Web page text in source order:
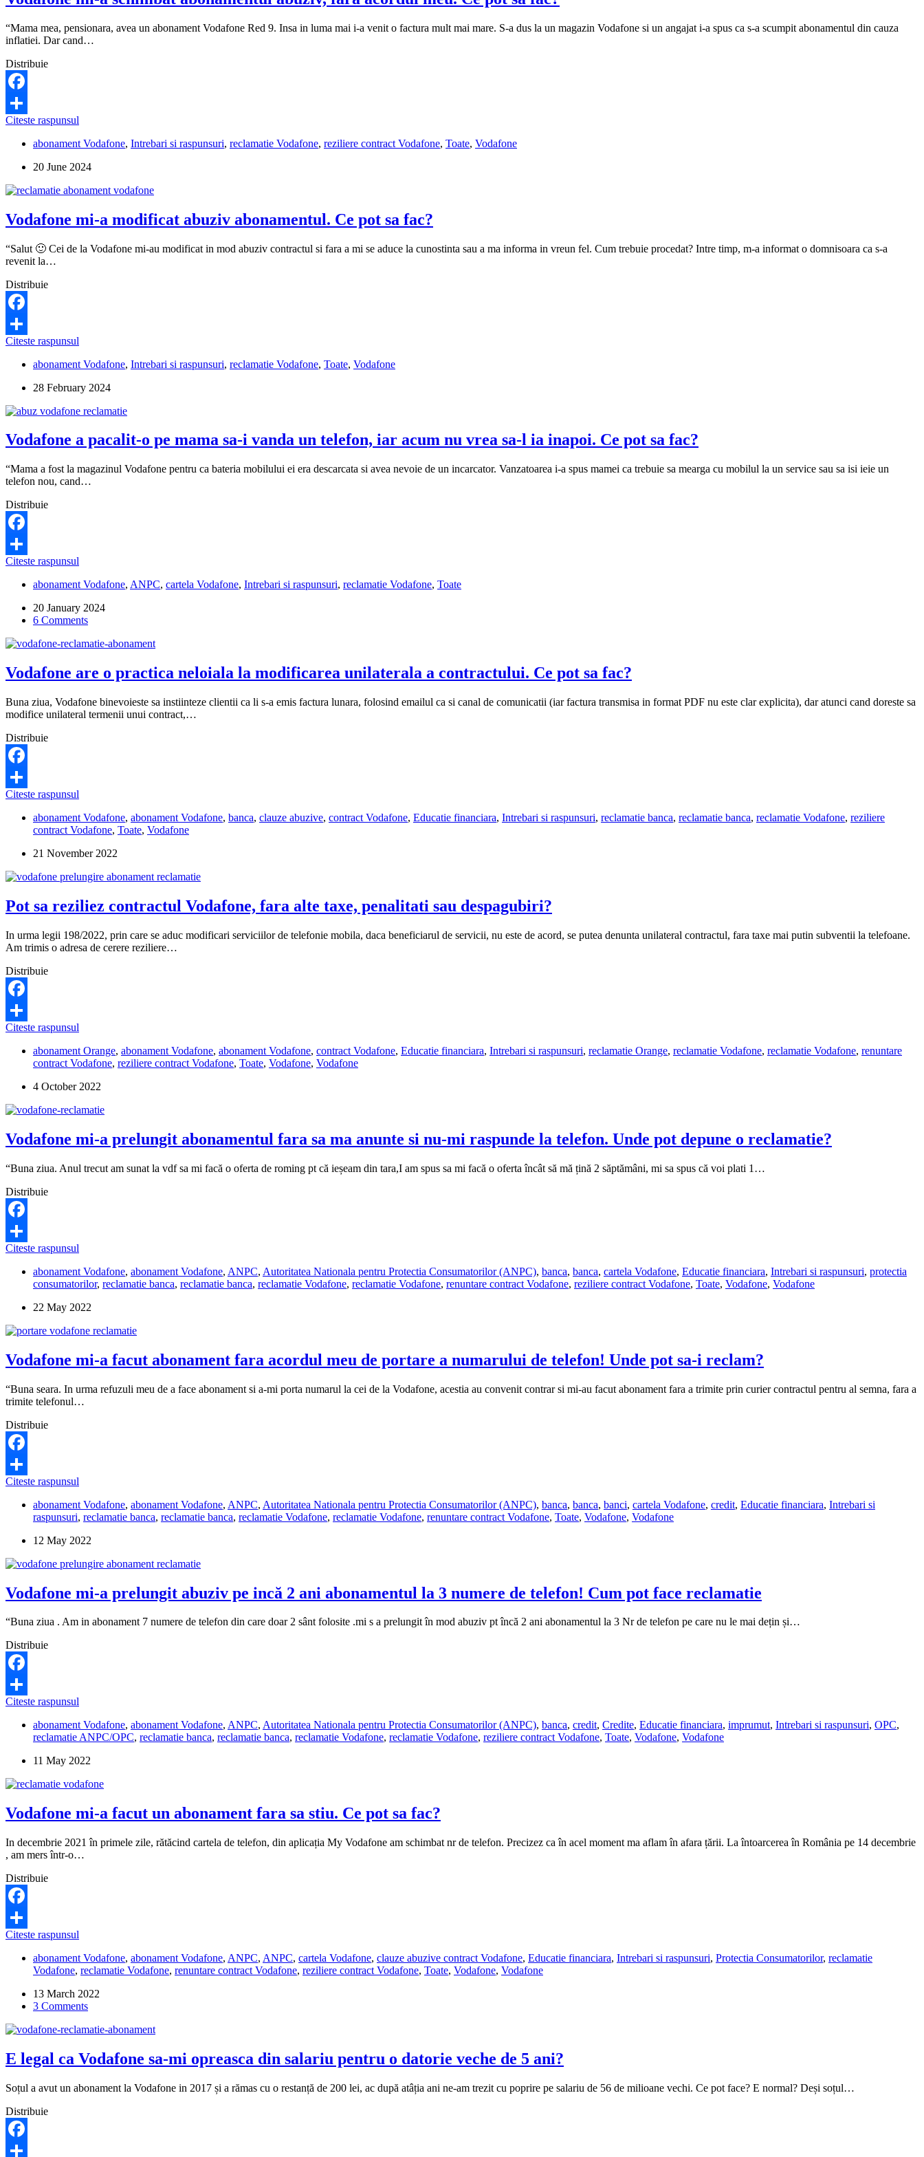
“Mama mea, pensionara, avea un abonament Vodafone Red 9. Insa in luma mai i-a venit o factura mult mai mare. S-a dus la un magazin Vodafone si un angajat i-a spus ca s-a scumpit abonamentul din cauza
inflatiei. Dar cand…
Distribuie
Facebook
Share
Citeste raspunsul
a
abonamentul
fara
meu.
Ce
pot
sa
abonament Vodafone, Intrebari si raspunsuri, reclamatie Vodafone, reziliere contract Vodafone, Toate, Vodafone
20 June 2024
Vodafone mi-a modificat abuziv abonamentul. Ce pot sa fac?
“Salut 🙂 Cei de la Vodafone mi-au modificat in mod abuziv contractul si fara a mi se aduce la cunostinta sau a ma informa in vreun fel. Cum trebuie procedat? Intre timp, m-a informat o domnisoara ca s-a
revenit la…
Distribuie
Facebook
Share
Citeste raspunsul
a
abuziv
Ce
sa
fac?
abonament Vodafone, Intrebari si raspunsuri, reclamatie Vodafone, Toate, Vodafone
28 February 2024
Vodafone a pacalit-o pe mama sa-i vanda un telefon, iar acum nu vrea sa-l ia inapoi. Ce pot sa fac?
“Mama a fost la magazinul Vodafone pentru ca bateria mobilului ei era descarcata si avea nevoie de un incarcator. Vanzatoarea i-a spus mamei ca trebuie sa mearga cu mobilul la un service sau sa isi ieie un
telefon nou, cand…
Distribuie
Facebook
Share
Citeste raspunsul
pacalit-
pe
mama
i
un
telefon,
iar
acum
nu
Ce
sa
fac?
abonament Vodafone, ANPC, cartela Vodafone, Intrebari si raspunsuri, reclamatie Vodafone, Toate
20 January 2024
6 Comments
Vodafone are o practica neloiala la modificarea unilaterala a contractului. Ce pot sa fac?
Buna ziua, Vodafone binevoieste sa instiinteze clientii ca li s-a emis factura lunara, folosind emailul ca si canal de comunicatii (iar factura transmisa in format PDF nu este clar explicita), dar atunci cand doreste sa
modifice unilateral termenii unui contract,…
Distribuie
Facebook
Share
Citeste raspunsul
o
practica
la
unilaterala
contractului.
Ce
pot
sa
fac?
abonament Vodafone, abonament Vodafone, banca, clauze abuzive, contract Vodafone, Educatie financiara, Intrebari si raspunsuri, reclamatie banca, reclamatie banca, reclamatie Vodafone, reziliere
contract Vodafone, Toate, Vodafone
21 November 2022
Pot sa reziliez contractul Vodafone, fara alte taxe, penalitati sau despagubiri?
In urma legii 198/2022, prin care se aduc modificari serviciilor de telefonie mobila, daca beneficiarul de servicii, nu este de acord, se putea denunta unilateral contractul, fara taxe mai putin subventii la telefoane.
Am trimis o adresa de cerere reziliere…
Distribuie
Facebook
Share
Citeste raspunsul
reziliez
contractul
fara
taxe,
sau
despagubiri?
abonament Orange, abonament Vodafone, abonament Vodafone, contract Vodafone, Educatie financiara, Intrebari si raspunsuri, reclamatie Orange, reclamatie Vodafone, reclamatie Vodafone, renuntare
contract Vodafone, reziliere contract Vodafone, Toate, Vodafone, Vodafone
4 October 2022
Vodafone mi-a prelungit abonamentul fara sa ma anunte si nu-mi raspunde la telefon. Unde pot depune o reclamatie?
“Buna ziua. Anul trecut am sunat la vdf sa mi facă o oferta de roming pt că ieșeam din tara,I am spus sa mi facă o oferta încât să mă țină 2 săptămâni, mi sa spus că voi plati 1…
Distribuie
Facebook
Share
Citeste raspunsul
a
prelungit
fara
ma
si
nu-
raspunde
la
reclamatie?
abonament Vodafone, abonament Vodafone, ANPC, Autoritatea Nationala pentru Protectia Consumatorilor (ANPC), banca, banca, cartela Vodafone, Educatie financiara, Intrebari si raspunsuri, protectia
consumatorilor, reclamatie banca, reclamatie banca, reclamatie Vodafone, reclamatie Vodafone, renuntare contract Vodafone, reziliere contract Vodafone, Toate, Vodafone, Vodafone
22 May 2022
Vodafone mi-a facut abonament fara acordul meu de portare a numarului de telefon! Unde pot sa-i reclam?
“Buna seara. In urma refuzuli meu de a face abonament si a-mi porta numarul la cei de la Vodafone, acestia au convenit contrar si mi-au facut abonament fara a trimite prin curier contractul pentru al semna, fara a
trimite telefonul…
Distribuie
Facebook
Share
Citeste raspunsul
a
facut
fara
meu
portare
a
numarului
de
reclam?
abonament Vodafone, abonament Vodafone, ANPC, Autoritatea Nationala pentru Protectia Consumatorilor (ANPC), banca, banca, banci, cartela Vodafone, credit, Educatie financiara, Intrebari si
raspunsuri, reclamatie banca, reclamatie banca, reclamatie Vodafone, reclamatie Vodafone, renuntare contract Vodafone, Toate, Vodafone, Vodafone
12 May 2022
Vodafone mi-a prelungit abuziv pe incă 2 ani abonamentul la 3 numere de telefon! Cum pot face reclamatie
“Buna ziua . Am in abonament 7 numere de telefon din care doar 2 sânt folosite .mi s a prelungit în mod abuziv pt încă 2 ani abonamentul la 3 Nr de telefon pe care nu le mai dețin și…
Distribuie
Facebook
Share
Citeste raspunsul
a
prelungit
pe
2
abonamentul
la
3
numere
de
abonament Vodafone, abonament Vodafone, ANPC, Autoritatea Nationala pentru Protectia Consumatorilor (ANPC), banca, credit, Credite, Educatie financiara, imprumut, Intrebari si raspunsuri, OPC,
reclamatie ANPC/OPC, reclamatie banca, reclamatie banca, reclamatie Vodafone, reclamatie Vodafone, reziliere contract Vodafone, Toate, Vodafone, Vodafone
11 May 2022
Vodafone mi-a facut un abonament fara sa stiu. Ce pot sa fac?
In decembrie 2021 în primele zile, rătăcind cartela de telefon, din aplicația My Vodafone am schimbat nr de telefon. Precizez ca în acel moment ma aflam în afara țării. La întoarcerea în România pe 14 decembrie
, am mers într-o…
Distribuie
Facebook
Share
Citeste raspunsul
a
facut
abonament
fara
stiu.
pot
sa
fac?
abonament Vodafone, abonament Vodafone, ANPC, ANPC, cartela Vodafone, clauze abuzive contract Vodafone, Educatie financiara, Intrebari si raspunsuri, Protectia Consumatorilor, reclamatie
Vodafone, reclamatie Vodafone, renuntare contract Vodafone, reziliere contract Vodafone, Toate, Vodafone, Vodafone
13 March 2022
3 Comments
E legal ca Vodafone sa-mi opreasca din salariu pentru o datorie veche de 5 ani?
Soțul a avut un abonament la Vodafone in 2017 și a rămas cu o restanță de 200 lei, ac după atâția ani ne-am trezit cu poprire pe salariu de 56 de milioane vechi. Ce pot face? E normal? Deși soțul…
Distribuie
Facebook